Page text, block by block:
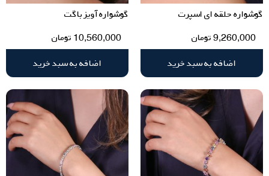
گوشواره حلقه ای اسپرت
9,260,000تومان
اضافه به سبد خرید
گوشواره آویز باگت
10,560,000 تومان
اضافه به سبد خرید